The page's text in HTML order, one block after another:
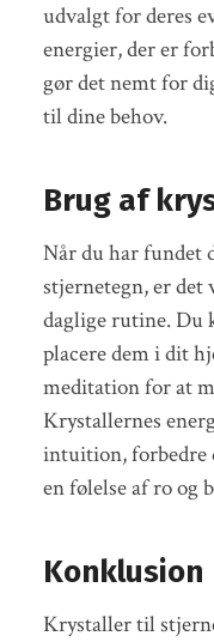
udvalgt for deres
energier, der er
gør det nemt for
til dine behov.
Brug af
Når du har fundet
stjernetegn, er
daglige rutine. Du
placere dem i dit
meditation for at
Krystallernes
intuition, forbedre
en følelse af ro og
Konklusion
Krystaller til